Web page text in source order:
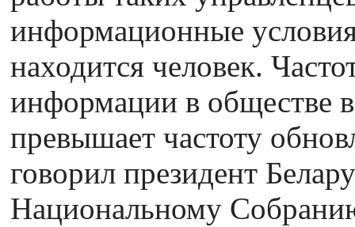
информационные
находится человек.
информации в обществе
превышает частоту
говорил президент
Национальному